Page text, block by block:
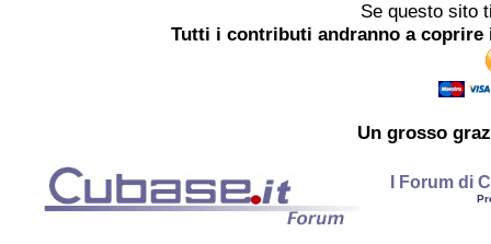
Se questo sito
Tutti i contributi andranno a
Un grosso
I Forum di